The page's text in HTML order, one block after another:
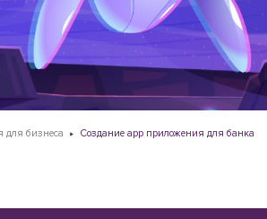
для бизнеса Создание app приложения для банка